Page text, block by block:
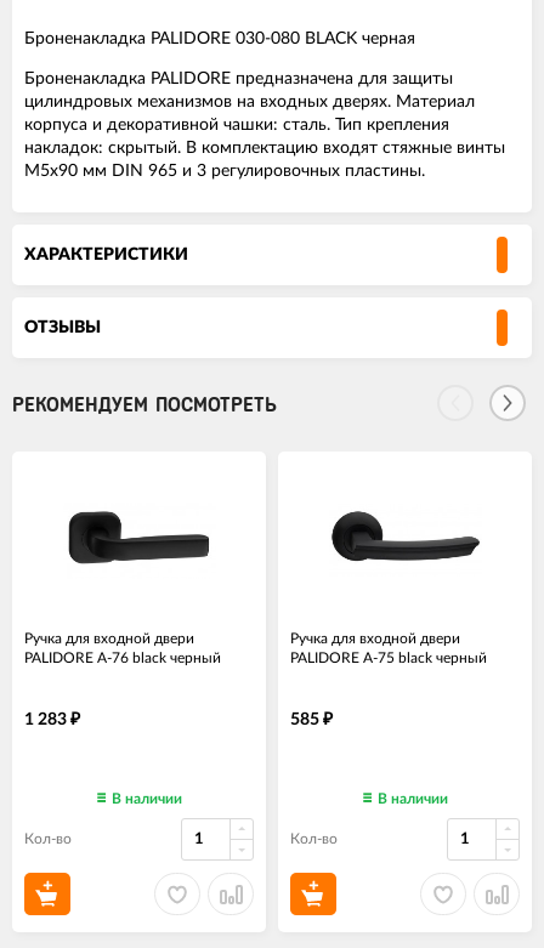
Броненакладка PALIDORE 030-080 BLACK черная
Броненакладка PALIDORE предназначена для защиты
цилиндровых механизмов на входных дверях. Материал
корпуса и декоративной чашки: сталь. Тип крепления
накладок: скрытый. В комплектацию входят стяжные винты
М5х90 мм DIN 965 и 3 регулировочных пластины.
ХАРАКТЕРИСТИКИ
ОТЗЫВЫ
РЕКОМЕНДУЕМ ПОСМОТРЕТЬ
Ручка для входной двери
PALIDORE A-76 black черный
1 283 ₽
В наличии
Кол-во
Ручка для входной двери
PALIDORE A-75 black черный
585 ₽
В наличии
Кол-во